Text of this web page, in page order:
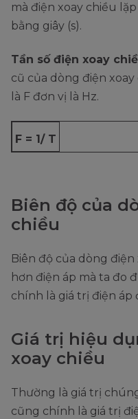
mà điện xoay chiều
bằng giây (s).
Tần số điện xoay
cũ của dòng điện
là F đơn vị là Hz.
F = 1/ T
Biên độ của
chiều
Biên độ của dòng
hơn điện áp mà ta đo
chính là giá trị điện áp
Giá trị hiệu
xoay chiều
Thường là giá trị
cũng chính là giá trị